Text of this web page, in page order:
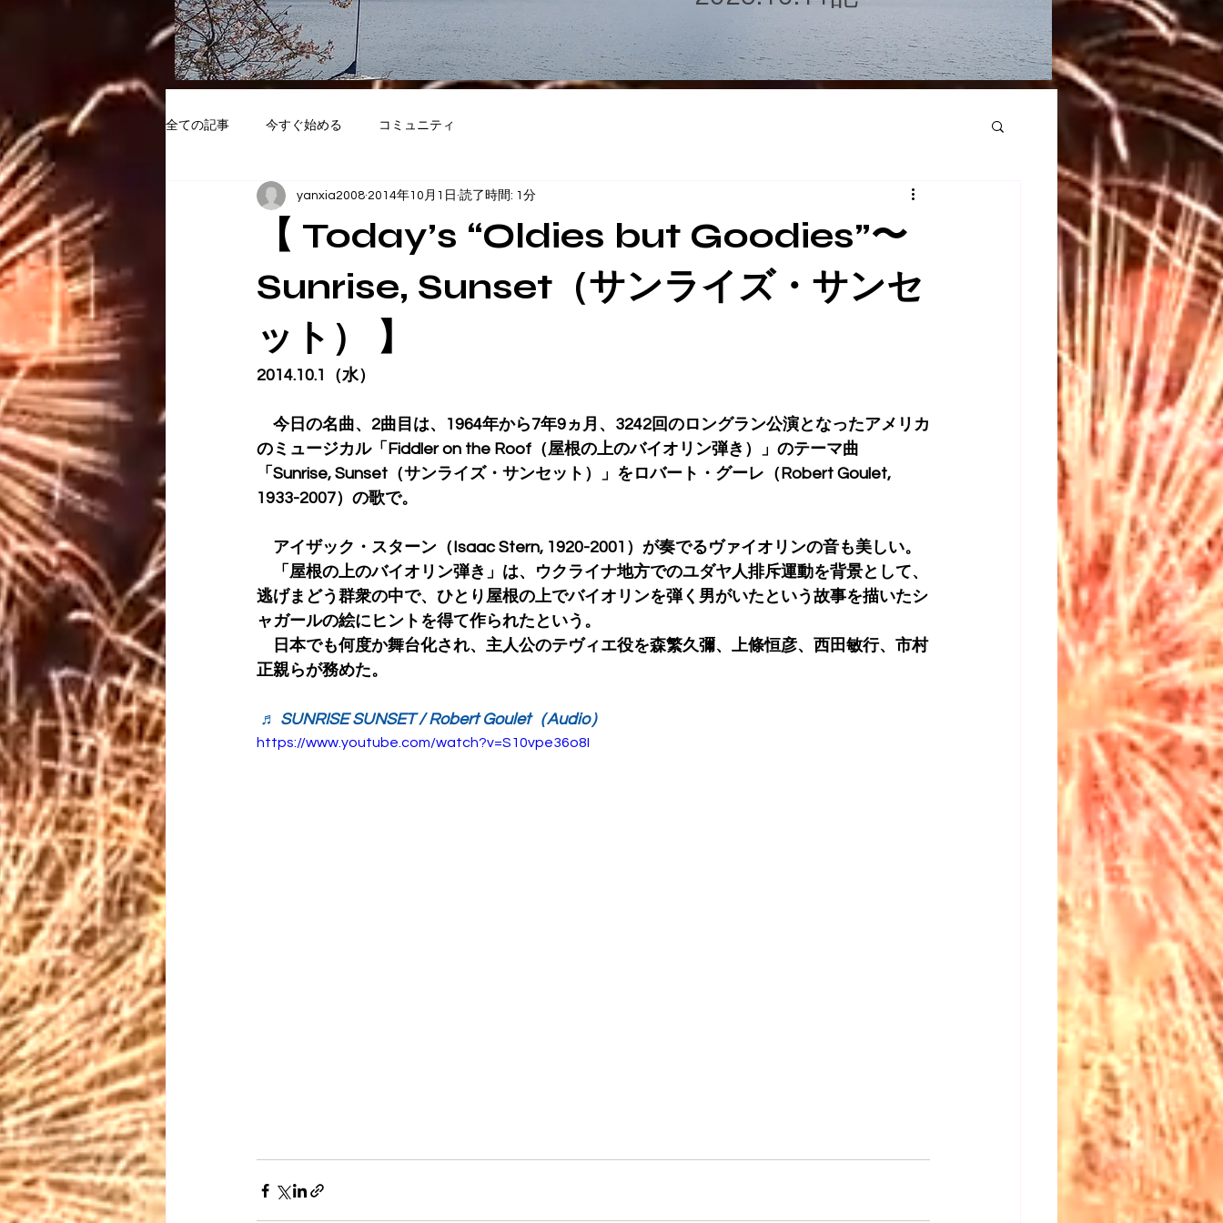
全ての記事 今すぐ始める コミュニティ
【 Today’s “Oldies but Goodies”〜
Sunrise, Sunset（サンライズ・サンセ
ット） 】
yanxia2008 2014年10月1日 読了時間: 1分
2014.10.1（水）
今日の名曲、2曲目は、1964年から7年9ヵ月、3242回のロングラン公演となったアメリカ
のミュージカル「Fiddler on the Roof（屋根の上のバイオリン弾き）」のテーマ曲
「Sunrise, Sunset（サンライズ・サンセット）」をロバート・グーレ（Robert Goulet,
1933-2007）の歌で。
アイザック・スターン（Isaac Stern, 1920-2001）が奏でるヴァイオリンの音も美しい。
「屋根の上のバイオリン弾き」は、ウクライナ地方でのユダヤ人排斥運動を背景として、
逃げまどう群衆の中で、ひとり屋根の上でバイオリンを弾く男がいたという故事を描いたシ
ャガールの絵にヒントを得て作られたという。
日本でも何度か舞台化され、主人公のテヴィエ役を森繁久彌、上條恒彦、西田敏行、市村
正親らが務めた。
♬ SUNRISE SUNSET / Robert Goulet（Audio）
https://www.youtube.com/watch?v=S10vpe36o8I